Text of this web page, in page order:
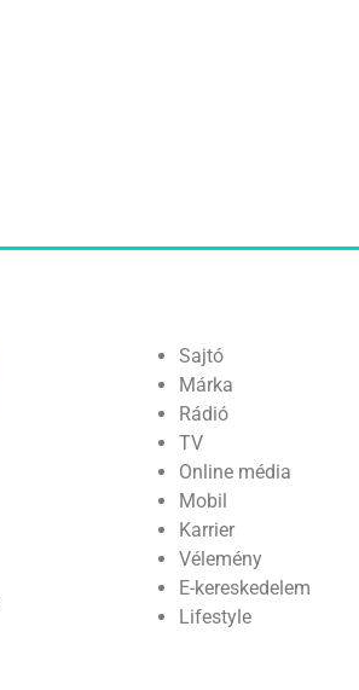
Sajtó
Márka
Rádió
TV
Online média
Mobil
Karrier
Vélemény
E-kereskedelem
Lifestyle